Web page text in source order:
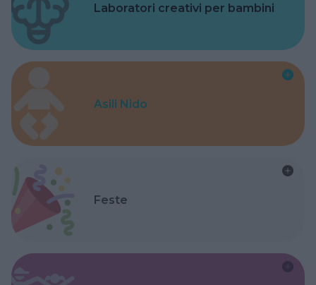
Laboratori creativi per bambini
Asili Nido
Feste